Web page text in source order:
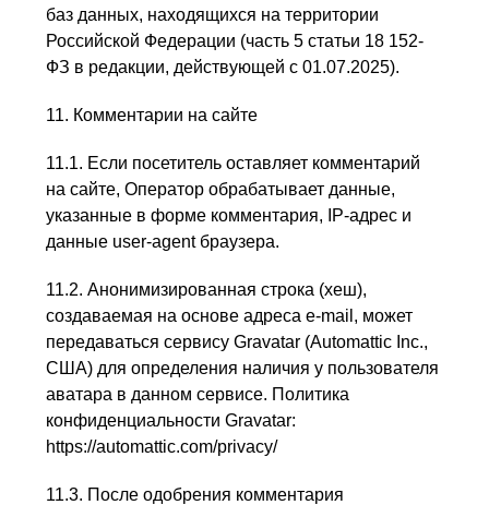
баз данных, находящихся на территории
Российской Федерации (часть 5 статьи 18 152-
ФЗ в редакции, действующей с 01.07.2025).
11. Комментарии на сайте
11.1. Если посетитель оставляет комментарий
на сайте, Оператор обрабатывает данные,
указанные в форме комментария, IP-адрес и
данные user-agent браузера.
11.2. Анонимизированная строка (хеш),
создаваемая на основе адреса e-mail, может
передаваться сервису Gravatar (Automattic Inc.,
США) для определения наличия у пользователя
аватара в данном сервисе. Политика
конфиденциальности Gravatar:
https://automattic.com/privacy/
11.3. После одобрения комментария